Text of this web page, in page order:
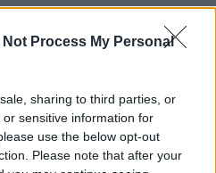
Not Process My Personal
sharing to third parties, or
sensitive information for
use the below opt-out
Please note that after your
del Festival
dell'Ariston
ricordando Nonno